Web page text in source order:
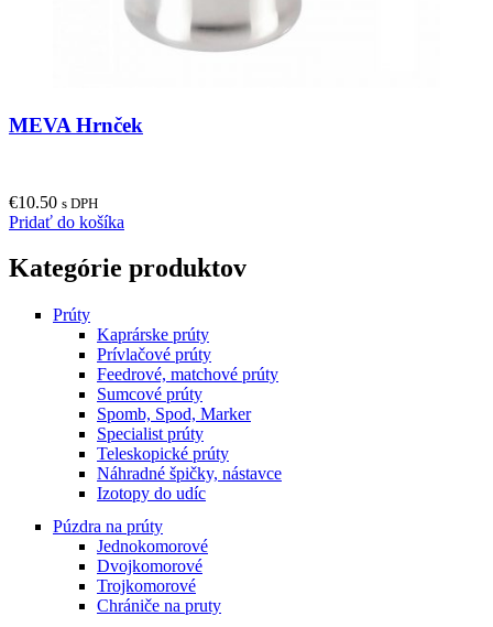
MEVA Hrnček
€10.50 s DPH
Pridať do košíka
Kategórie produktov
Prúty
Kaprárske prúty
Prívlačové prúty
Feedrové, matchové prúty
Sumcové prúty
Spomb, Spod, Marker
Specialist prúty
Teleskopické prúty
Náhradné špičky, nástavce
Izotopy do udíc
Púzdra na prúty
Jednokomorové
Dvojkomorové
Trojkomorové
Chrániče na pruty